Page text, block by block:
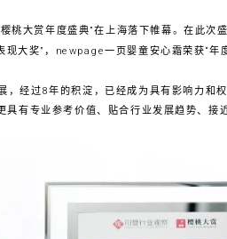
桃大赏年度盛典”在上海落下帷幕。在此次
大奖”，newpage一页婴童安心霜荣获“年
，经过8年的积淀，已经成为具有影响力和
有专业参考价值、贴合行业发展趋势、接